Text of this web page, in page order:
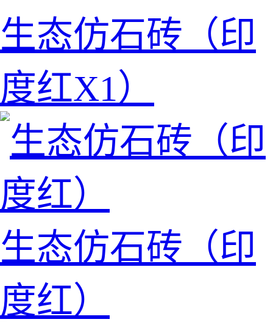
生态仿石砖（印
度红X1）
生态仿石砖（印
度红）